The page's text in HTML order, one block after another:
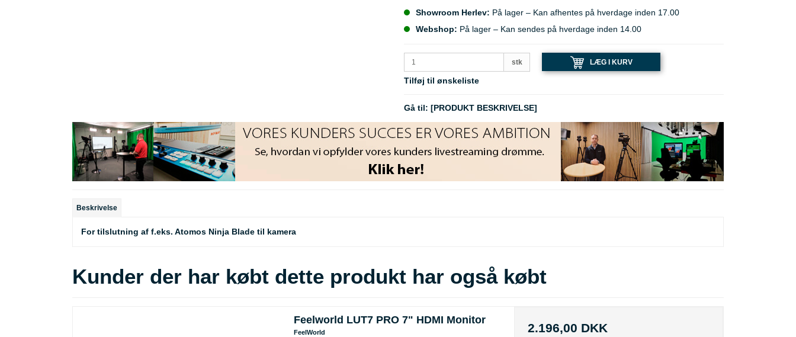
Showroom Herlev: På lager – Kan afhentes på hverdage inden 17.00
Webshop: På lager – Kan sendes på hverdage inden 14.00
stk LÆG I KURV
Tilføj til ønskeliste
Gå til: [PRODUKT BESKRIVELSE]
Beskrivelse
For tilslutning af f.eks. Atomos Ninja Blade til kamera
Kunder der har købt dette produkt har også købt
Feelworld LUT7 PRO 7" HDMI Monitor
FeelWorld
2.196,00 DKK